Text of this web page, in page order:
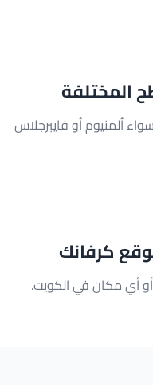
المختلفة
ألمنيوم أو فايبرجلاس
كرفانك
أي مكان في الكويت.